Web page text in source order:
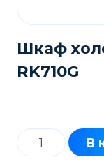
Шкаф
RK710G
Количество
товара
В